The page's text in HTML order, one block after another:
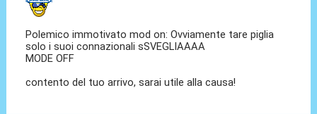
Polemico immotivato mod on: Ovviamente tare piglia
solo i suoi connazionali sSVEGLIAAAA
MODE OFF
contento del tuo arrivo, sarai utile alla causa!